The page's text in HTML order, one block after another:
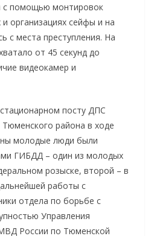
с помощью монтировок
организациях сейфы и на
с места преступления. На
от 45 секунд до
видеокамер и
посту ДПС
района в ходе
молодые люди были
ГИБДД – один из молодых
розыске, второй – в
работы с
отдела по борьбе с
Управления
России по Тюменской